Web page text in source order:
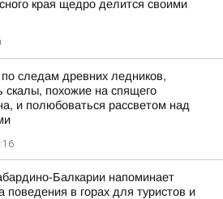
края щедро делится своими
следам древних ледников,
скалы, похожие на спящего
и полюбоваться рассветом над
Балкарии напоминает
поведения в горах для туристов и